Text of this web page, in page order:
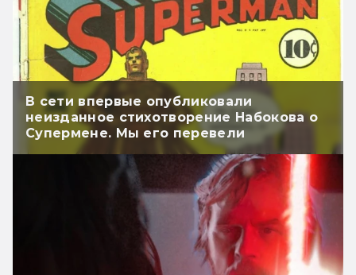
В сети впервые опубликовали
неизданное стихотворение Набокова о
Супермене. Мы его перевели